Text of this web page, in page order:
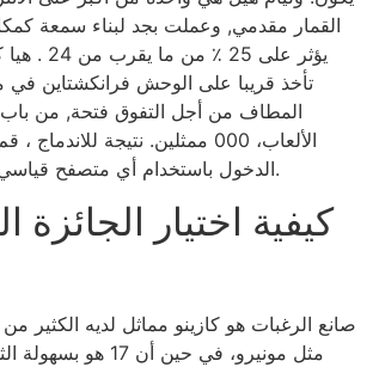
القمار مقدمي, وعملت بجد لبناء سمعة
يؤثر على
المطاف من أجل التفوق فتحة, من باب
الألعاب، 000 ممثلين. نتيجة
الدخول باستخدام أي متصفح قياسي متوافق مع الجوال.
كيفية اختيار الجائزة
صانع الرغبات هو كازينو مماثل لديه الكثير
مثل مونيرو، في حين أن